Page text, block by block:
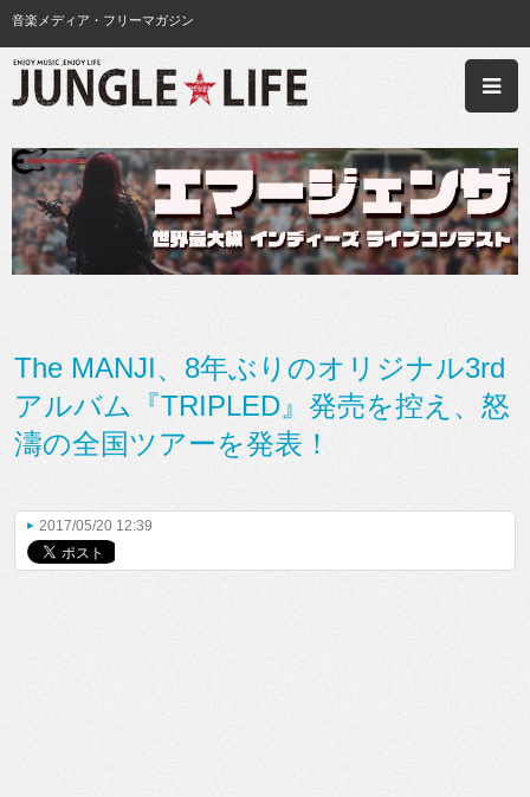
音楽メディア・フリーマガジン
The MANJI、8年ぶりのオリジナル3rd
アルバム『TRIPLED』発売を控え、怒
濤の全国ツアーを発表！
2017/05/20 12:39